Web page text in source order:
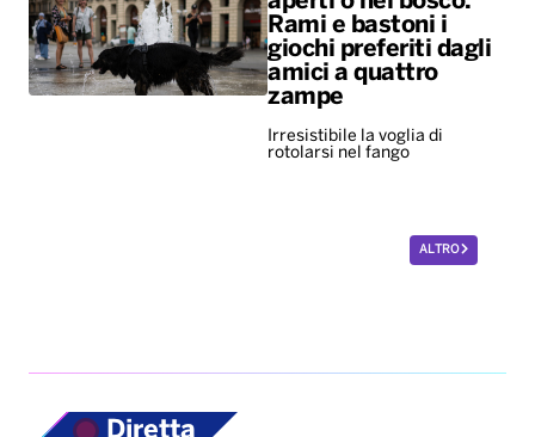
Rami e bastoni i
giochi preferiti dagli
amici a quattro
zampe
Irresistibile la voglia di
rotolarsi nel fango
ALTRO
Diretta